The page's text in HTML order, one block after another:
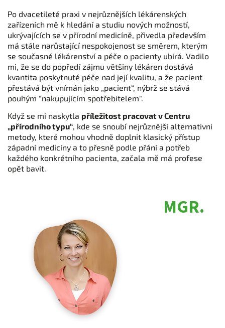
Po dvacetileté praxi v nejrůznějších lékárenských
zařízeních mě k hledání a studiu nových možností,
ukrývajících se v přírodní medicíně, přivedla především
má stále narůstající nespokojenost se směrem, kterým
se současné lékárenství a péče o pacienty ubírá. Vadilo
mi, že se do popředí zájmu většiny lékáren dostává
kvantita poskytnuté péče nad její kvalitu, a že pacient
přestává být vnímán jako „pacient“, nýbrž se stává
pouhým "nakupujícím spotřebitelem".
Když se mi naskytla příležitost pracovat v Centru
„přírodního typu“, kde se snoubí nejrůznější alternativni
metody, které mohou vhodně doplnit klasický přístup
západní medicíny a to přesně podle přání a potřeb
každého konkrétního pacienta, začala mě má profese
opět bavit.
MGR.